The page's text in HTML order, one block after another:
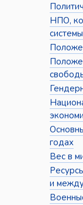
НПО,
годах
Вес в
и